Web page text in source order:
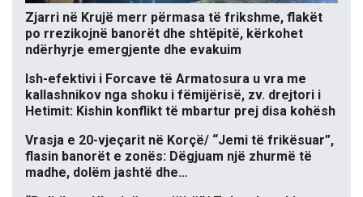
Zjarri në Krujë merr përmasa të frikshme, flakët
po rrezikojnë banorët dhe shtëpitë, kërkohet
ndërhyrje emergjente dhe evakuim
Ish-efektivi i Forcave të Armatosura u vra me
kallashnikov nga shoku i fëmijërisë, zv. drejtori i
Hetimit: Kishin konflikt të mbartur prej disa kohësh
Vrasja e 20-vjeçarit në Korçë/ “Jemi të frikësuar”,
flasin banorët e zonës: Dëgjuam një zhurmë të
madhe, dolëm jashtë dhe…